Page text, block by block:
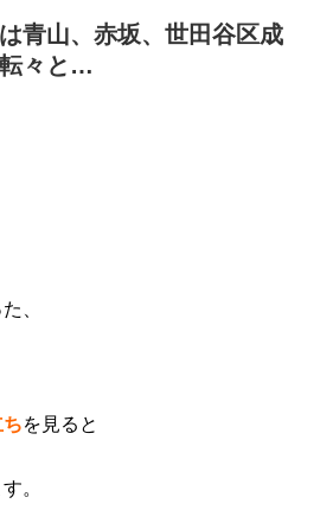
青山、赤坂、世田谷区成
々と…
、
を見ると
。